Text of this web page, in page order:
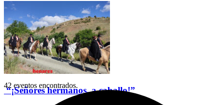
“¡Señores hermanos, a caballo!”
42 eventos encontrados.